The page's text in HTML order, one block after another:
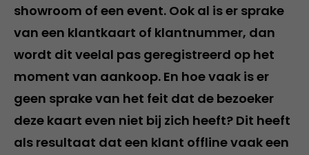
showroom of een event. Ook al is er sprake
van een klantkaart of klantnummer, dan
wordt dit veelal pas geregistreerd op het
moment van aankoop. En hoe vaak is er
geen sprake van het feit dat de bezoeker
deze kaart even niet bij zich heeft? Dit heeft
als resultaat dat een klant offline vaak een